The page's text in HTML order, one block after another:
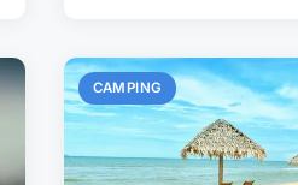
CAMPING